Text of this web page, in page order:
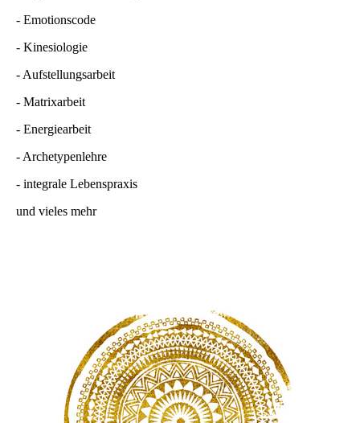
- Emotionscode
- Kinesiologie
- Aufstellungsarbeit
- Matrixarbeit
- Energiearbeit
- Archetypenlehre
- integrale Lebenspraxis
und vieles mehr